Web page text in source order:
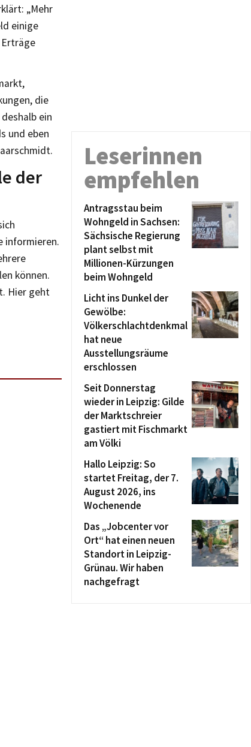
„Mehr
einige
die
ein
und eben
der
informieren.
können.
Hier geht
Leserinnen
empfehlen
Antragsstau beim
Wohngeld in Sachsen:
Sächsische Regierung
plant selbst mit
Millionen-Kürzungen
beim Wohngeld
Licht ins Dunkel der
Gewölbe:
Völkerschlachtdenkmal
hat neue
Ausstellungsräume
erschlossen
Seit Donnerstag
wieder in Leipzig: Gilde
der Marktschreier
gastiert mit Fischmarkt
am Völki
Hallo Leipzig: So
startet Freitag, der 7.
August 2026, ins
Wochenende
Das „Jobcenter vor
Ort“ hat einen neuen
Standort in Leipzig-
Grünau. Wir haben
nachgefragt